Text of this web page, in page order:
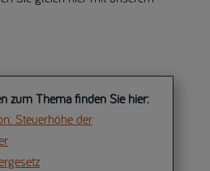
zum Thema finden Sie hier:
Steuerhöhe der